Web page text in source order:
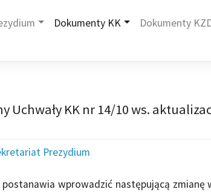
Dokumenty KK Dokumenty
Uchwały KK nr 14/10 ws.
Prezydium
postanawia wprowadzić następującą zmianę